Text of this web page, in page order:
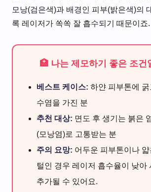
모낭(검은색)과 배경인 피부(밝은색)의
록 레이저가 쏙쏙 잘 흡수되기 때문이죠.
🏥 나는 제모하기 좋은 조건
베스트 케이스: 하얀 피부톤에
수염을 가진 분
추천 대상: 면도 후 생기는 붉은
(모낭염)로 고통받는 분
주의 요망: 어두운 피부톤이나 얇
털인 경우 레이저 흡수율이 낮아
추가될 수 있어요.